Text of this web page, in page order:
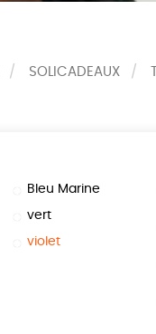
SOLICADEAUX
Bleu Marine
vert
violet